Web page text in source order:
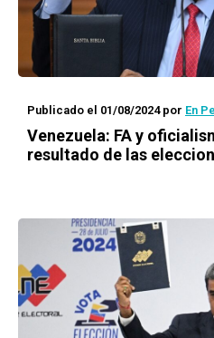
Publicado el 01/08/2024por En
Venezuela: FA y
resultado de las